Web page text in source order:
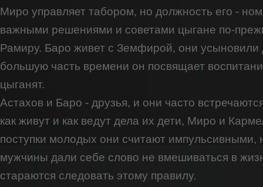
Миро управляет табором, но должность его -
важными решениями и советами цыгане по-
Рамиру. Баро живет с Земфирой, они усыновили
большую часть времени он посвящает
цыганят.
Астахов и Баро - друзья, и они часто
как живут и как ведут дела их дети, Миро и
поступки молодых они считают
мужчины дали себе слово не вмешиваться в
стараются следовать этому правилу.